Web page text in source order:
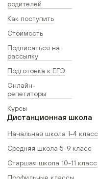
родителей
Как поступить
Стоимость
Подписаться на
рассылку
Подготовка к ЕГЭ
Онлайн-
репетиторы
Курсы
Дистанционная школа
Начальная школа 1-4 класс
Средняя школа 5-9 класс
Старшая школа 10-11 класс